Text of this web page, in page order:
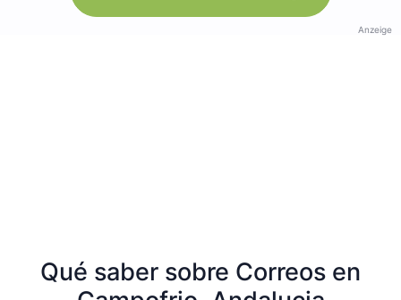
Anzeige
Qué saber sobre Correos en